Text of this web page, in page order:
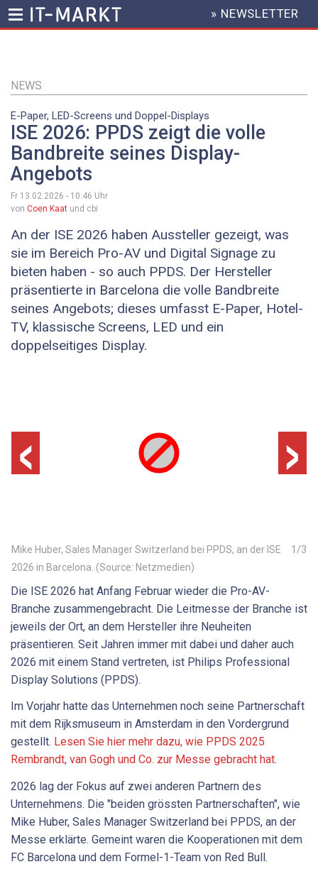
Inhalt
HEADER
MENU
» NEWSLETTER
NEWS
E-Paper, LED-Screens und Doppel-Displays
ISE 2026: PPDS zeigt die volle
Bandbreite seines Display-
Angebots
Fr 13.02.2026 - 10:46 Uhr
von Coen Kaat und cbi
An der ISE 2026 haben Aussteller gezeigt, was
sie im Bereich Pro-AV und Digital Signage zu
bieten haben - so auch PPDS. Der Hersteller
präsentierte in Barcelona die volle Bandbreite
seines Angebots; dieses umfasst E-Paper, Hotel-
TV, klassische Screens, LED und ein
doppelseitiges Display.
‹ ›
1 /3
Mike Huber, Sales Manager Switzerland bei PPDS, an der ISE
2026 in Barcelona. (Source: Netzmedien)
Die ISE 2026 hat Anfang Februar wieder die Pro-AV-
Branche zusammengebracht. Die Leitmesse der Branche ist
jeweils der Ort, an dem Hersteller ihre Neuheiten
präsentieren. Seit Jahren immer mit dabei und daher auch
2026 mit einem Stand vertreten, ist Philips Professional
Display Solutions (PPDS).
Im Vorjahr hatte das Unternehmen noch seine Partnerschaft
mit dem Rijksmuseum in Amsterdam in den Vordergrund
gestellt. Lesen Sie hier mehr dazu, wie PPDS 2025
Rembrandt, van Gogh und Co. zur Messe gebracht hat.
2026 lag der Fokus auf zwei anderen Partnern des
Unternehmens. Die "beiden grössten Partnerschaften", wie
Mike Huber, Sales Manager Switzerland bei PPDS, an der
Messe erklärte. Gemeint waren die Kooperationen mit dem
FC Barcelona und dem Formel-1-Team von Red Bull.